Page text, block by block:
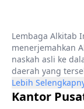
Lembaga Alkitab
menerjemahkan
naskah asli ke
daerah yang
Lebih
Kantor